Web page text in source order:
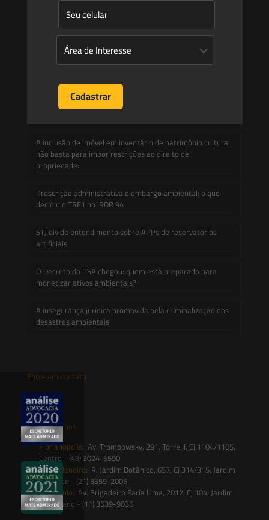
Contato
Mudanças climáticas, risco operacional e a relevância do
A inclusão de imóvel em inventário de patrimônio cultural
não basta para impor restrições ao direito de
propriedade:
Prescrição administrativa e embargo ambiental: o que
decidiu o TRF1 no IRDR 94
STJ divide entendimento sobre APPs de reservatórios
artificiais
O Decreto do PSA chegou: quem está preparado para
monetizar ativos ambientais?
A insegurança jurídica promovida pela criminalização dos
desastres ambientais
Entre em contato
contato@saesadvogados.com.br
Onde estamos
Florianópolis: Av. Trompowsky, 291, Torre II, Cj 1104/1105,
Centro - (48) 3024-5590
Rio de Janeiro: R. Jardim Botânico, 657, Cj 314/315, Jardim
Botânico - (21) 3559-2005
São Paulo: Av. Brigadeiro Faria Lima, 2012, Cj 104, Jardim
Paulistano - (11) 3539-9036